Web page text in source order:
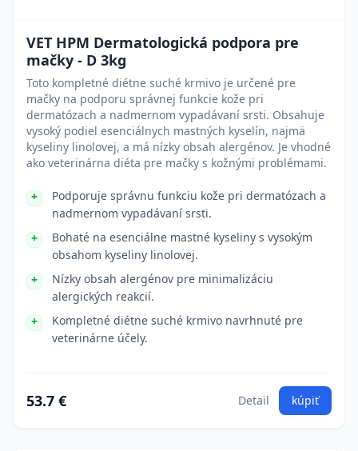
VET HPM Dermatologická podpora pre
mačky - D 3kg
Toto kompletné diétne suché krmivo je určené pre
mačky na podporu správnej funkcie kože pri
dermatózach a nadmernom vypadávaní srsti. Obsahuje
vysoký podiel esenciálnych mastných kyselín, najmä
kyseliny linolovej, a má nízky obsah alergénov. Je vhodné
ako veterinárna diéta pre mačky s kožnými problémami.
Podporuje správnu funkciu kože pri dermatózach a
nadmernom vypadávaní srsti.
Bohaté na esenciálne mastné kyseliny s vysokým
obsahom kyseliny linolovej.
Nízky obsah alergénov pre minimalizáciu
alergických reakcií.
Kompletné diétne suché krmivo navrhnuté pre
veterinárne účely.
53.7 € Detail kúpiť